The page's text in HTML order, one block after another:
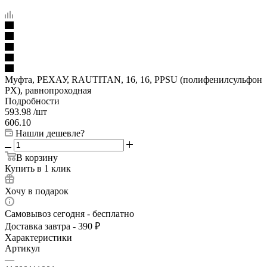
Муфта, РЕХАУ, RAUTITAN, 16, 16, PPSU (полифенилсульфон
PX), равнопроходная
Подробности
593.98 /шт
606.10
Нашли дешевле?
В корзину
Купить в 1 клик
Хочу в подарок
Самовывоз сегодня - бесплатно
Доставка завтра - 390 ₽
Характеристики
Артикул
—